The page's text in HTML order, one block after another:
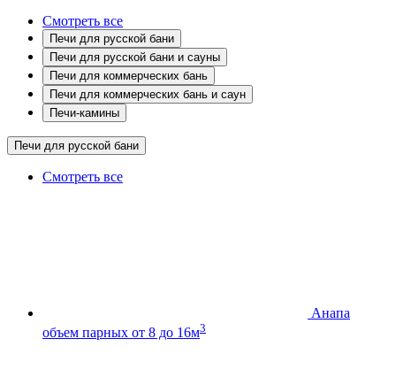
Смотреть все
Печи для русской бани
Печи для русской бани и сауны
Печи для коммерческих бань
Печи для коммерческих бань и саун
Печи-камины
Печи для русской бани
Смотреть все
Анапа
объем парных от 8 до 16м3